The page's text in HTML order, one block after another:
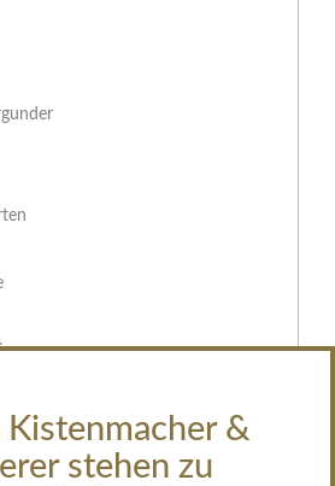
&
stehen zu